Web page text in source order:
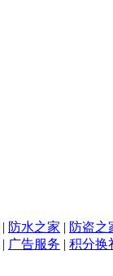
| 防水之家 | 防盗之
| 广告服务 | 积分换